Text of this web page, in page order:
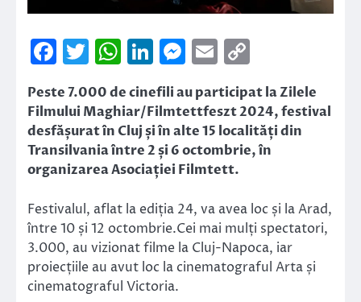
Facebook
Twitter
WhatsApp
LinkedIn
Messenger
Email
Link
Peste 7.000 de cinefili au participat la Zilele
Filmului Maghiar/Filmtettfeszt 2024, festival
desfășurat în Cluj și în alte 15 localități din
Transilvania între 2 și 6 octombrie, în
organizarea Asociației Filmtett.
Festivalul, aflat la ediția 24, va avea loc și la Arad,
între 10 și 12 octombrie.Cei mai mulți spectatori,
3.000, au vizionat filme la Cluj-Napoca, iar
proiecțiile au avut loc la cinematograful Arta și
cinematograful Victoria.